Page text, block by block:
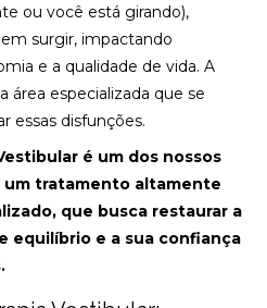
ou você está girando),
surgir, impactando
e a qualidade de vida. A
área especializada que se
essas disfunções.
é um dos nossos
tratamento altamente
que busca restaurar a
equilíbrio e a sua confiança